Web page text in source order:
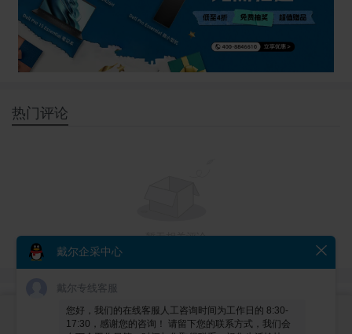
热门评论
暂无相关评论
戴尔企采中心
戴尔专线客服
您好，我们的在线客服人工咨询时间为工作日的 8:30-
17:30，感谢您的咨询！ 请留下您的联系方式，我们会